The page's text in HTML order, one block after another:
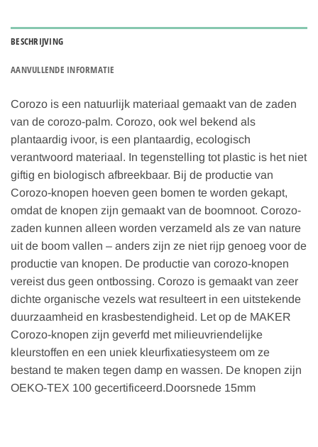
BESCHRIJVING
AANVULLENDE INFORMATIE
Corozo is een natuurlijk materiaal gemaakt van de zaden
van de corozo-palm. Corozo, ook wel bekend als
plantaardig ivoor, is een plantaardig, ecologisch
verantwoord materiaal. In tegenstelling tot plastic is het niet
giftig en biologisch afbreekbaar. Bij de productie van
Corozo-knopen hoeven geen bomen te worden gekapt,
omdat de knopen zijn gemaakt van de boomnoot. Corozo-
zaden kunnen alleen worden verzameld als ze van nature
uit de boom vallen – anders zijn ze niet rijp genoeg voor de
productie van knopen. De productie van corozo-knopen
vereist dus geen ontbossing. Corozo is gemaakt van zeer
dichte organische vezels wat resulteert in een uitstekende
duurzaamheid en krasbestendigheid. Let op de MAKER
Corozo-knopen zijn geverfd met milieuvriendelijke
kleurstoffen en een uniek kleurfixatiesysteem om ze
bestand te maken tegen damp en wassen. De knopen zijn
OEKO-TEX 100 gecertificeerd.Doorsnede 15mm